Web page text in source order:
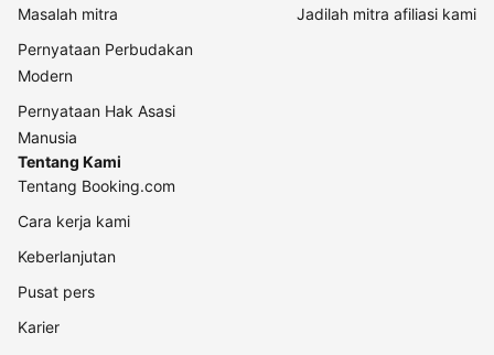
Masalah mitra
Pernyataan Perbudakan
Modern
Pernyataan Hak Asasi
Manusia
Jadilah mitra afiliasi kami
Tentang Kami
Tentang Booking.com
Cara kerja kami
Keberlanjutan
Pusat pers
Karier